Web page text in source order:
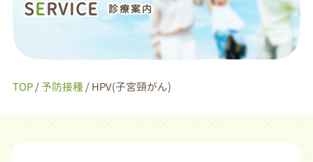
SERVICE 診療案内
TOP/予防接種 / HPV(子宮頸がん)